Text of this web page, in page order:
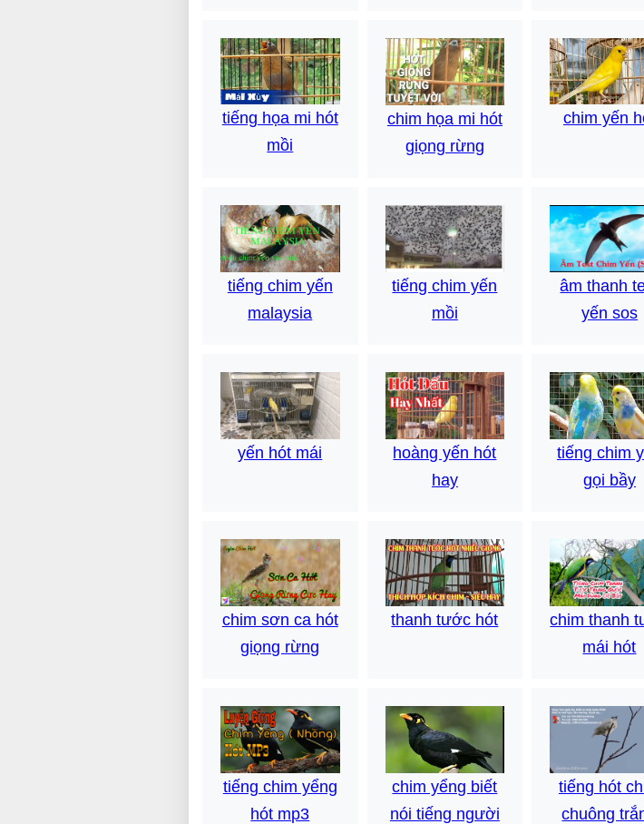
tiếng họa mi hót
mồi
chim họa mi hót
giọng rừng
chim yến
tiếng chim yến
malaysia
tiếng chim yến
mồi
âm thanh
yến sos
yến hót mái
hoàng yến hót
hay
tiếng chim
gọi bầy
chim sơn ca hót
giọng rừng
thanh tước hót
chim thanh
mái hót
tiếng chim yểng
hót mp3
chim yểng biết
nói tiếng người
tiếng hót
chuông